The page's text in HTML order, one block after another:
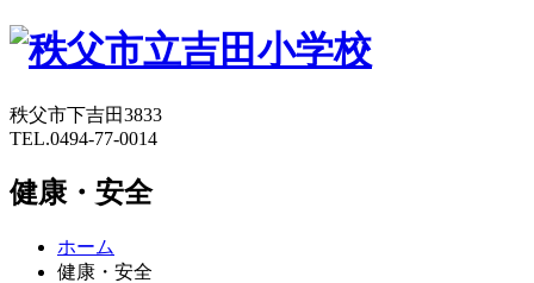
秩父市下吉田3833
TEL.0494-77-0014
健康・安全
ホーム
健康・安全